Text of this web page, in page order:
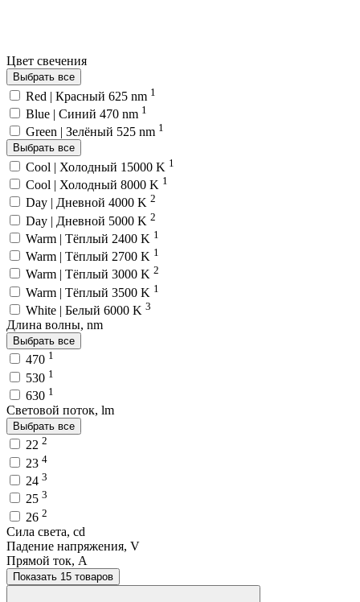
Цвет свечения
Выбрать все
Red | Красный 625 nm 1
Blue | Синий 470 nm 1
Green | Зелёный 525 nm 1
Выбрать все
Cool | Холодный 15000 K 1
Cool | Холодный 8000 K 1
Day | Дневной 4000 K 2
Day | Дневной 5000 K 2
Warm | Тёплый 2400 K 1
Warm | Тёплый 2700 K 1
Warm | Тёплый 3000 K 2
Warm | Тёплый 3500 K 1
White | Белый 6000 K 3
Длина волны, nm
Выбрать все
470 1
530 1
630 1
Световой поток, lm
Выбрать все
22 2
23 4
24 3
25 3
26 2
Сила света, cd
Падение напряжения, V
Прямой ток, A
Показать 15 товаров